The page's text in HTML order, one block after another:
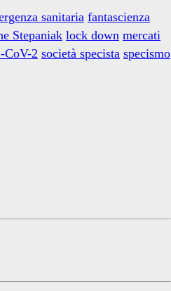
sanitaria fantascienza
Stepaniak lock down mercati
CoV-2 società specista specismo